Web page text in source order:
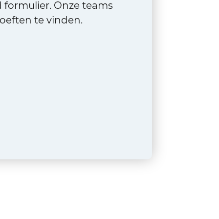
Onze teams
te vinden.